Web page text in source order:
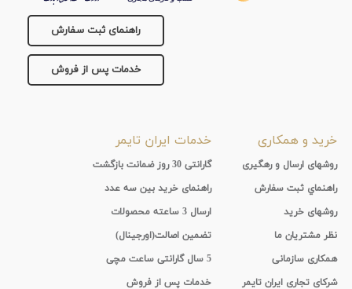
راهنمای ثبت سفارش
خدمات پس از فروش
خرید و همکاری
روشهای ارسال و رهگیری
راهنماي ثبت سفارش
روشهای خرید
نظر مشتریان ما
همکاری سازمانی
شرکای تجاری ایران تایمر
خدمات ایران تایمر
گارانتی 30 روز ضمانت بازگشت
راهنمای خرید بین سه عدد
ارسال 3 ساعته محصولات
تضمین اصالت(اورجینال)
5 سال گارانتی ساعت مچی
خدمات پس از فروش